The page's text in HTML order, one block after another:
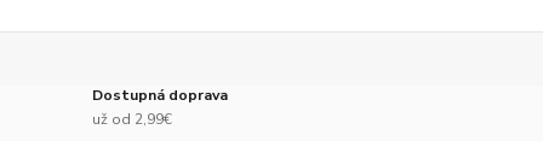
Dostupná doprava
už od 2,99€